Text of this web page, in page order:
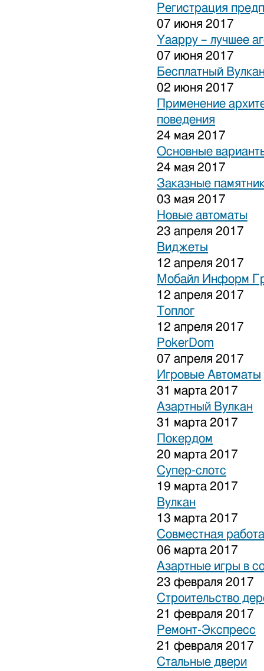
Регистрация
07 июня 2017
Yaappy – лучшее
07 июня 2017
Бесплатный
02 июня 2017
Применение
поведения
24 мая 2017
Основные
24 мая 2017
Заказные
03 мая 2017
Новые автоматы
23 апреля 2017
Виджеты
12 апреля 2017
Мобайл Информ
12 апреля 2017
Топлог
12 апреля 2017
PokerDom
07 апреля 2017
Игровые Автоматы
31 марта 2017
Азартный Вулкан
31 марта 2017
Покердом
20 марта 2017
Супер-слотс
19 марта 2017
Вулкан
13 марта 2017
Совместная
06 марта 2017
Азартные игры в
23 февраля 2017
Строительство
21 февраля 2017
Ремонт-Экспресс
21 февраля 2017
Стальные двери